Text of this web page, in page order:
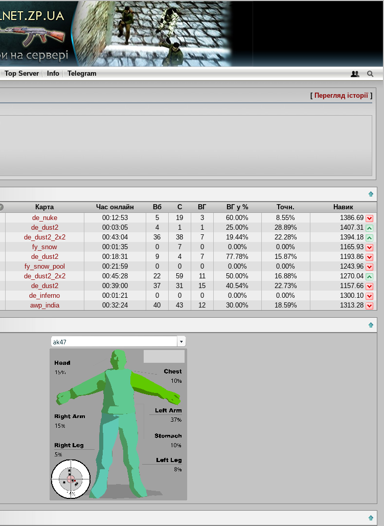
Top Server Info Telegram
[ Перегляд історії ]
Карта Час онлайн Вб С ВГ ВГ у % Точн.
Навик
de_nuke 00:12:53 5 19 3 60.00% 8.55%
1386.69
de_dust2 00:03:05 4 1 1 25.00% 28.89%
1407.31
de_dust2_2x2 00:43:04 36 38 7 19.44% 22.28%
1394.18
fy_snow 00:01:35 0 7 0 0.00% 0.00%
1165.93
de_dust2 00:18:31 9 4 7 77.78% 15.87%
1193.86
fy_snow_pool 00:21:59 0 0 0 0.00% 0.00%
1243.96
de_dust2_2x2 00:45:28 22 59 11 50.00% 16.88%
1270.04
de_dust2 00:39:00 37 31 15 40.54% 22.73%
1157.66
de_inferno 00:01:21 0 0 0 0.00% 0.00%
1300.10
awp_india 00:32:24 40 43 12 30.00% 18.59% 1313.28